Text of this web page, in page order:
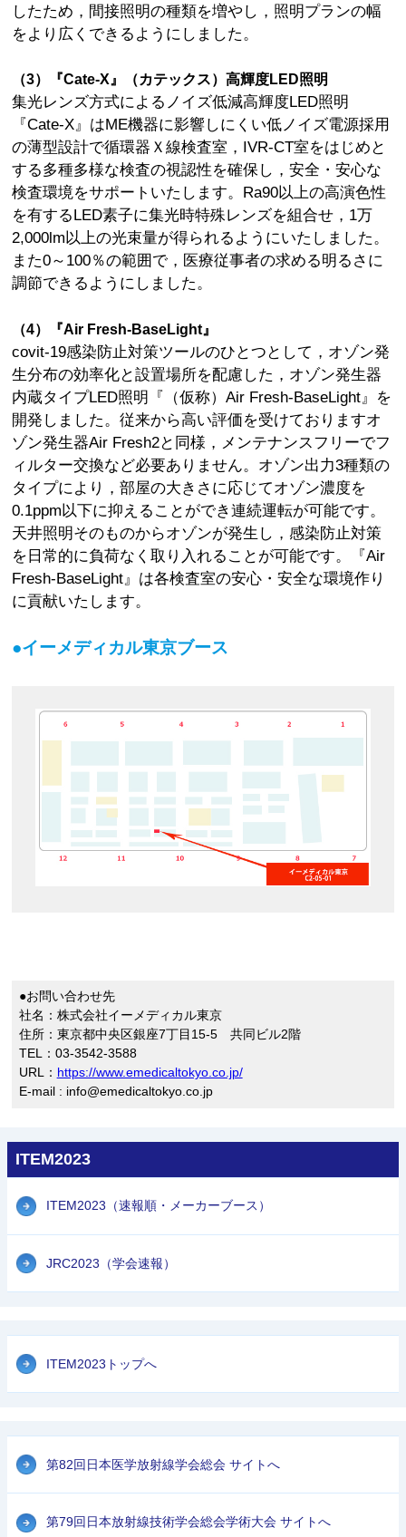
したため，間接照明の種類を増やし，照明プランの幅
をより広くできるようにしました。
（3）『Cate-X』（カテックス）高輝度LED照明
集光レンズ方式によるノイズ低減高輝度LED照明
『Cate-X』はME機器に影響しにくい低ノイズ電源採用
の薄型設計で循環器Ｘ線検査室，IVR-CT室をはじめと
する多種多様な検査の視認性を確保し，安全・安心な
検査環境をサポートいたします。Ra90以上の高演色性
を有するLED素子に集光時特殊レンズを組合せ，1万
2,000lm以上の光束量が得られるようにいたしました。
また0～100％の範囲で，医療従事者の求める明るさに
調節できるようにしました。
（4）『Air Fresh-BaseLight』
covit-19感染防止対策ツールのひとつとして，オゾン発
生分布の効率化と設置場所を配慮した，オゾン発生器
内蔵タイプLED照明『（仮称）Air Fresh-BaseLight』を
開発しました。従来から高い評価を受けておりますオ
ゾン発生器Air Fresh2と同様，メンテナンスフリーでフ
ィルター交換など必要ありません。オゾン出力3種類の
タイプにより，部屋の大きさに応じてオゾン濃度を
0.1ppm以下に抑えることができ連続運転が可能です。
天井照明そのものからオゾンが発生し，感染防止対策
を日常的に負荷なく取り入れることが可能です。『Air
Fresh-BaseLight』は各検査室の安心・安全な環境作り
に貢献いたします。
●イーメディカル東京ブース
●お問い合わせ先
社名：株式会社イーメディカル東京
住所：東京都中央区銀座7丁目15-5 共同ビル2階
TEL：03-3542-3588
URL： https://www.emedicaltokyo.co.jp/
E-mail : info@emedicaltokyo.co.jp
ITEM2023
ITEM2023（速報順・メーカーブース）
JRC2023（学会速報）
ITEM2023トップへ
第82回日本医学放射線学会総会 サイトへ
第79回日本放射線技術学会総会学術大会 サイトへ